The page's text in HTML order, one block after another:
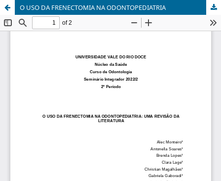
O USO DA FRENECTOMIA NA ODONTOPEDIATRIA